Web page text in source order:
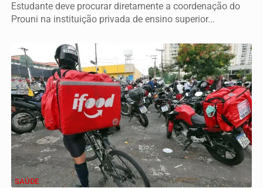
Estudante deve procurar diretamente a coordenação do
Prouni na instituição privada de ensino superior...
SAÚDE